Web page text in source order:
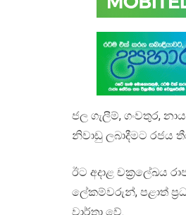
ජල ගැලීම්, ගංවතුර,
නිවාඩු ලබාදීමට රජය
ඊට අදාළ චක්‍රලේඛය
ලේකම්වරුන්, පළාත්
වාර්තා වේ.